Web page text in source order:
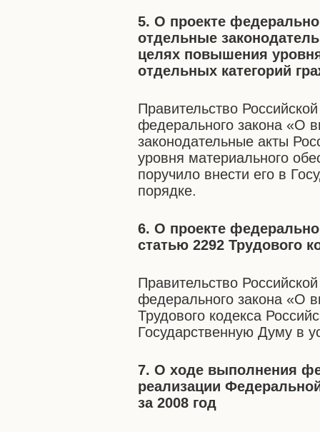
5. О проекте
отдельные
целях повышения
отдельных категорий
Правительство
федерального закона «О
законодательные акты
уровня материального
поручило внести его в
порядке.
6. О проекте
статью 2292 Трудового
Правительство
федерального закона «О
Трудового кодекса
Государственную Думу в
7. О ходе выполнения
реализации
за 2008 год